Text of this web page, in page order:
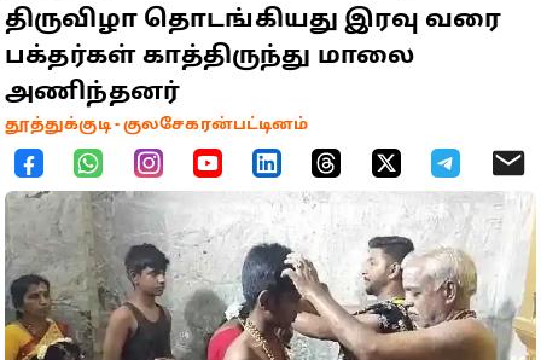
திருவிழா தொடங்கியது இரவு வரை
பக்தர்கள் காத்திருந்து மாலை
அணிந்தனர்
தூத்துக்குடி - குலசேகரன்பட்டினம்